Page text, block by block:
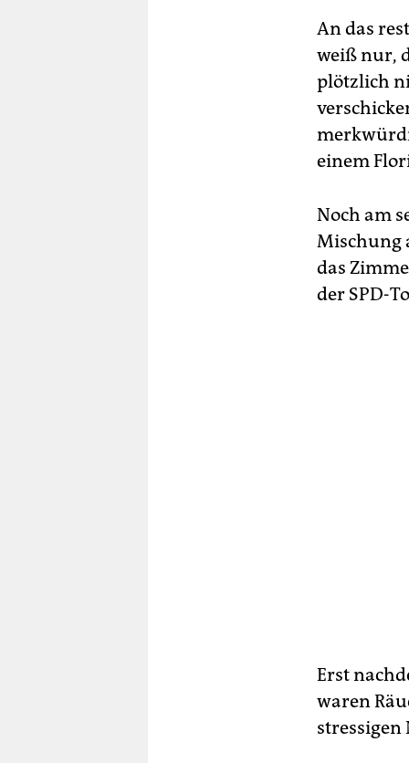
An das
weiß nur,
plötzlich
einem
Noch am
Mischung
das
der SPD-
Erst
waren
stressigen